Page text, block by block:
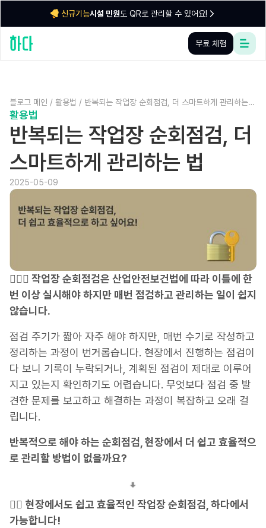
신규기능시설 민원도 QR로 관리할 수 있어요!
무료 체험
블로그 메인 / 활용법 / 반복되는 작업장 순회점검, 더 스마트하게 관리하는
활용법
반복되는 작업장 순회점검, 더
스마트하게 관리하는 법
2025-05-09
👷🏻‍♂️ 작업장 순회점검은 산업안전보건법에 따라 이틀에 한
번 이상 실시해야 하지만 매번 점검하고 관리하는 일이 쉽지
않습니다.
점검 주기가 짧아 자주 해야 하지만, 매번 수기로 작성하고
정리하는 과정이 번거롭습니다. 현장에서 진행하는 점검이
다 보니 기록이 누락되거나, 계획된 점검이 제대로 이루어
지고 있는지 확인하기도 어렵습니다. 무엇보다 점검 중 발
견한 문제를 보고하고 해결하는 과정이 복잡하고 오래 걸
립니다.
반복적으로 해야 하는 순회점검, 현장에서 더 쉽고 효율적으
로 관리할 방법이 없을까요?
💁‍♂️ 현장에서도 쉽고 효율적인 작업장 순회점검, 하다에서
가능합니다!